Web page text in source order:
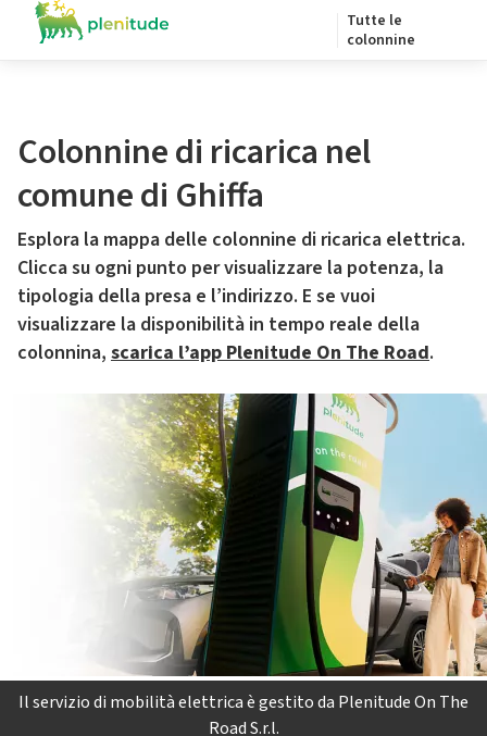
Tutte le
colonnine
Colonnine di ricarica nel
comune di Ghiffa
Esplora la mappa delle colonnine di ricarica elettrica.
Clicca su ogni punto per visualizzare la potenza, la
tipologia della presa e l’indirizzo. E se vuoi
visualizzare la disponibilità in tempo reale della
colonnina, scarica l’app Plenitude On The Road.
Il servizio di mobilità elettrica è gestito da Plenitude On The
Road S.r.l.